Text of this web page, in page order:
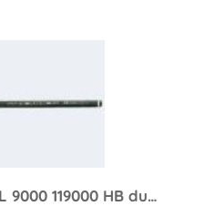
Bleistift CASTELL 9000 119000 HB dunkelgrün